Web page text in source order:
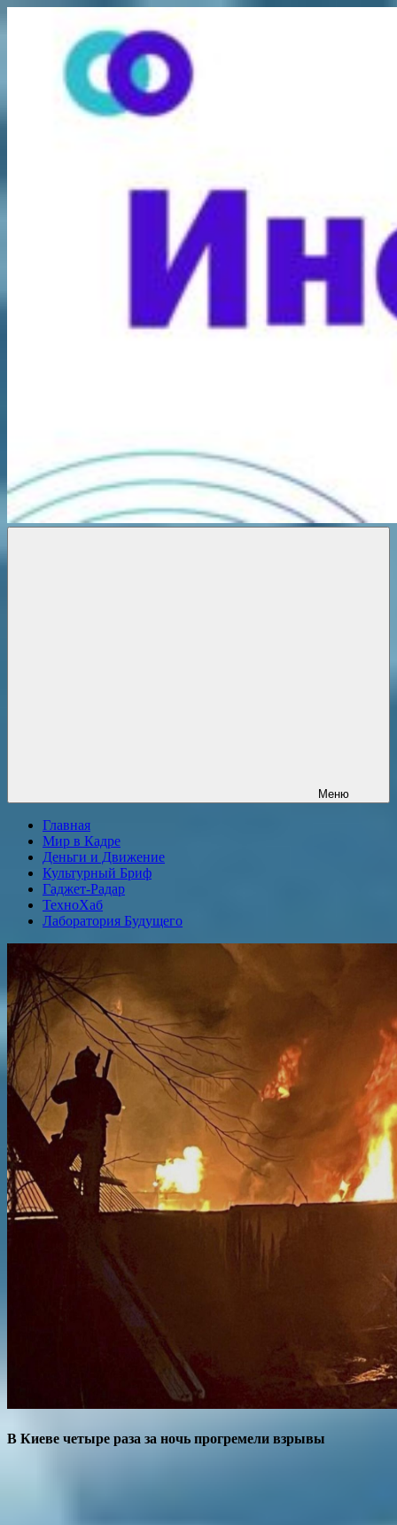
содержимому
Меню
Главная
Мир в Кадре
Деньги и Движение
Культурный Бриф
Гаджет-Радар
ТехноХаб
Лаборатория Будущего
В Киеве четыре раза за ночь прогремели взрывы